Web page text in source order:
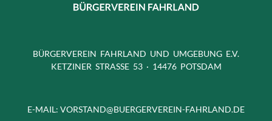
BÜRGERVEREIN FAHRLAND UND UMGEBUNG E.V.
KETZINER STRASSE 53 · 14476 POTSDAM
E-MAIL: VORSTAND@BUERGERVEREIN-FAHRLAND.DE